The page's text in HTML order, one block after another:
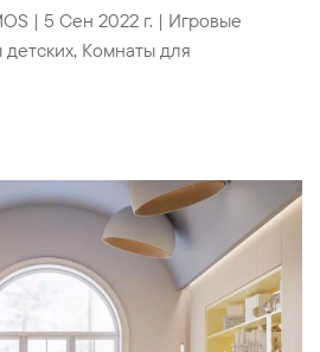
| 5 Сен 2022 г. | Игровые
, Комнаты для